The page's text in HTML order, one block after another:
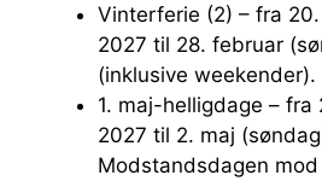
Vinterferie (2) – fra 20. februar (lørdag)
2027 til 28. februar
(inklusive weekender).
1. maj-helligdage – fra 24. april (lørdag)
2027 til 2. maj
Modstandsdagen